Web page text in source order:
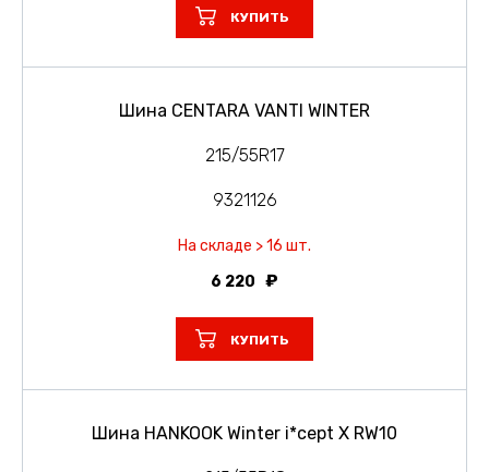
КУПИТЬ
Шина CENTARA VANTI WINTER
215/55R17
9321126
На складе > 16 шт.
6 220
КУПИТЬ
Шина HANKOOK Winter i*cept X RW10